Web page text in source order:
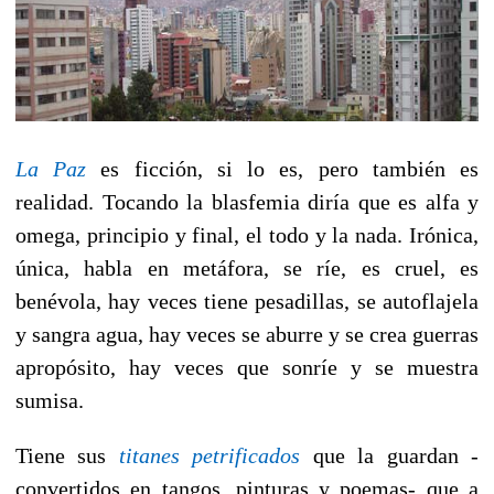
La Paz es ficción, si lo es, pero también es
realidad. Tocando la blasfemia diría que es alfa y
omega, principio y final, el todo y la nada. Irónica,
única, habla en metáfora, se ríe, es cruel, es
benévola, hay veces tiene pesadillas, se autoflajela
y sangra agua, hay veces se aburre y se crea guerras
apropósito, hay veces que sonríe y se muestra
sumisa.
Tiene sus titanes petrificados que la guardan -
convertidos en tangos, pinturas y poemas- que a